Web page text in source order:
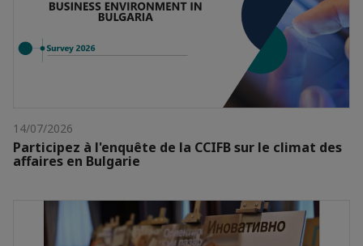
14/07/2026
Participez à l'enquête de la CCIFB sur le climat des
affaires en Bulgarie